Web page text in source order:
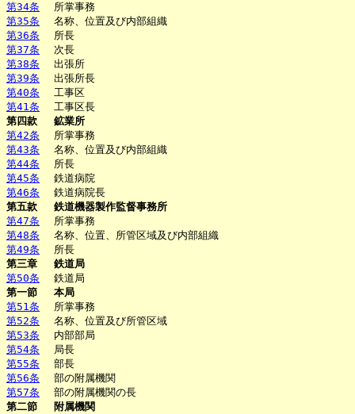
第34条
所掌事務
第35条
名称、位置及び内部組織
第36条
所長
第37条
次長
第38条
出張所
第39条
出張所長
第40条
工事区
第41条
工事区長
第四款
鉱業所
第42条
所掌事務
第43条
名称、位置及び内部組織
第44条
所長
第45条
鉄道病院
第46条
鉄道病院長
第五款
鉄道機器製作監督事務所
第47条
所掌事務
第48条
名称、位置、所管区域及び内部組織
第49条
所長
第三章
鉄道局
第50条
鉄道局
第一節
本局
第51条
所掌事務
第52条
名称、位置及び所管区域
第53条
内部部局
第54条
局長
第55条
部長
第56条
部の附属機関
第57条
部の附属機関の長
第二節
附属機関